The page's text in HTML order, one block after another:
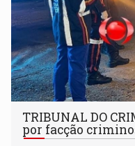
TRIBUNAL DO
por facção